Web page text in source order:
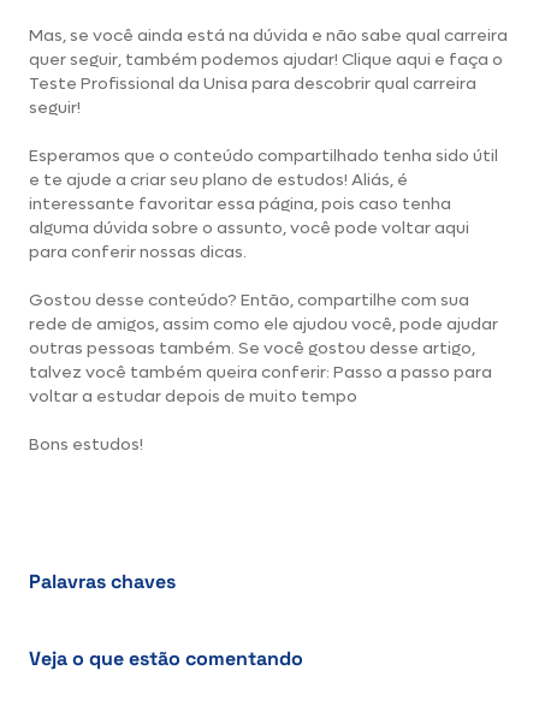
Mas, se você ainda está na dúvida e não sabe qual carreira
quer seguir, também podemos ajudar! Clique aqui e faça o
Teste Profissional da Unisa para descobrir qual carreira
seguir!
Esperamos que o conteúdo compartilhado tenha sido útil
e te ajude a criar seu plano de estudos! Aliás, é
interessante favoritar essa página, pois caso tenha
alguma dúvida sobre o assunto, você pode voltar aqui
para conferir nossas dicas.
Gostou desse conteúdo? Então, compartilhe com sua
rede de amigos, assim como ele ajudou você, pode ajudar
outras pessoas também. Se você gostou desse artigo,
talvez você também queira conferir: Passo a passo para
voltar a estudar depois de muito tempo
Bons estudos!
Palavras chaves
Veja o que estão comentando